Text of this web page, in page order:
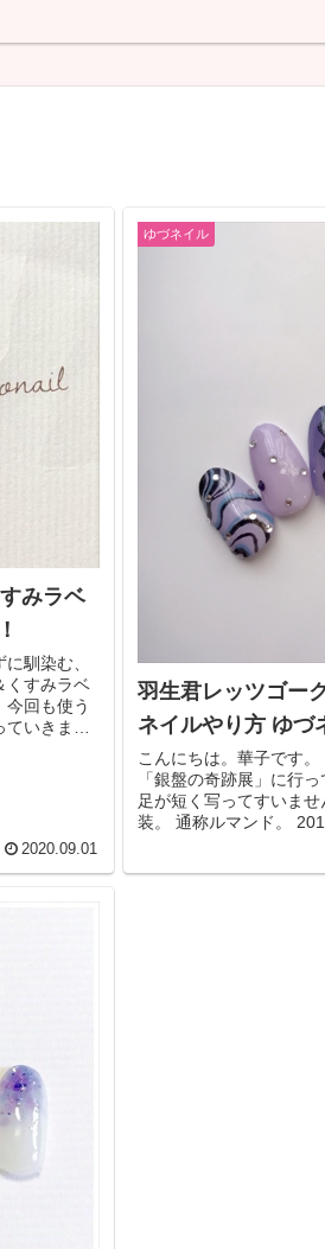
みラベ
馴染む、
くすみラベ
今回も使う
いきま
2020.09.01
ゆづネイル
羽生君レッツゴー
ネイルやり方 ゆづ
こんにちは。華子です
「銀盤の奇跡展」に行
足が短く写ってすいま
装。 通称ルマンド。